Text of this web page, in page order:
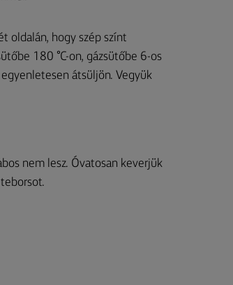
oldalán, hogy szép színt
180 °C-on, gázsütőbe 6-os
átsüljön. Vegyük
nem lesz. Óvatosan keverjük